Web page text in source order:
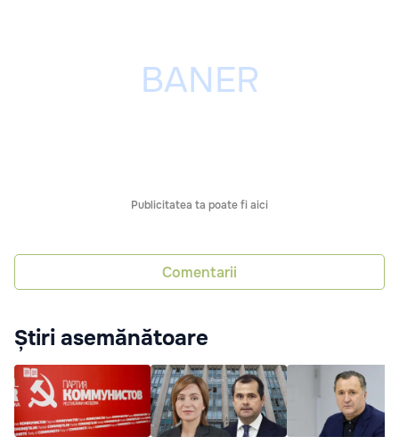
Publicitatea ta poate fi aici
Comentarii
Știri asemănătoare